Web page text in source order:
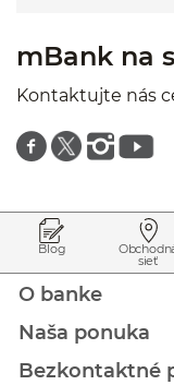
mBank na
Kontaktujte nás
Znajdź nas na facebooku
Znajdź nas na twitterze
Znajdź nas na instagramie
Znajdź nas na
Blog
sieť
O banke
Naša ponuka
Bezkontaktné